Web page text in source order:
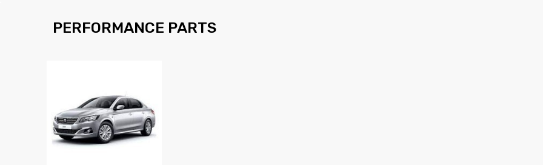
PERFORMANCE PARTS